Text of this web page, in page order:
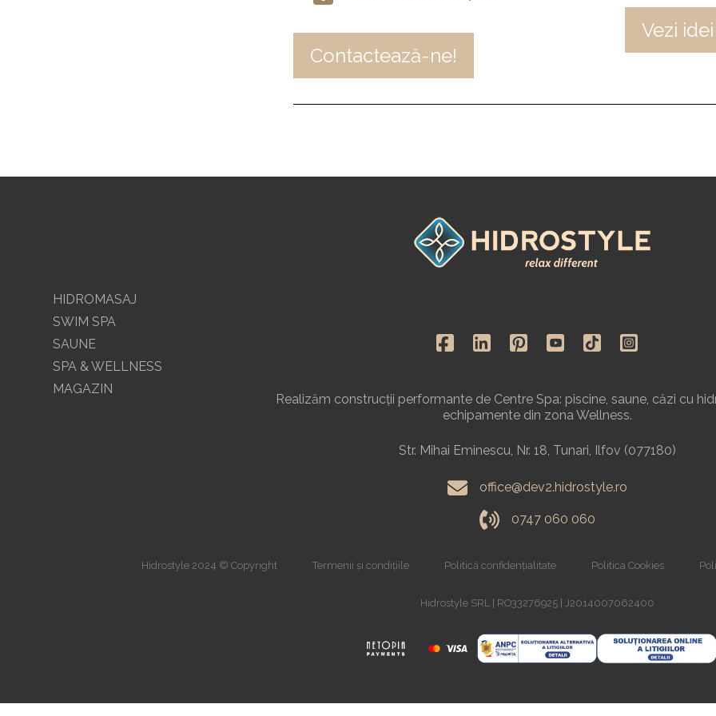
Contactează-ne!
Vezi idei
HIDROMASAJ
SWIM SPA
SAUNE
SPA & WELLNESS
MAGAZIN
Realizăm construcții performante de Centre Spa: piscine, saune, căzi cu
echipamente din zona Wellness.
Str. Mihai Eminescu, Nr. 18, Tunari, Ilfov (077180)
office@dev2.hidrostyle.ro
0747 060 060
Hidrostyle 2024 © Copyright Termenii și condițiile Politică confidențialitate Politica Cookies
Hidrostyle SRL | RO33276925 | J2014007062400